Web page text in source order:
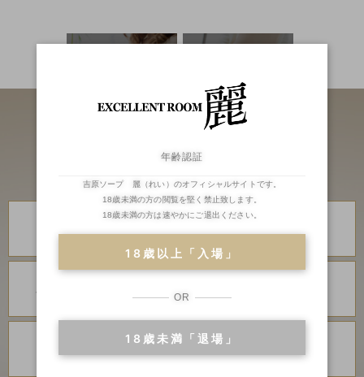
川崎・堀之内
琥珀
川崎・堀之内
金瓶梅
アラビアンナイト カンカン娘ネオ
グランローズ アカデミー
年齢認証
吉原ソープ 麗（れい）のオフィシャルサイトです。
18歳未満の方の閲覧を堅く禁止致します。
18歳未満の方は速やかにご退出ください。
18歳以上「入場」
OR
18歳未満「退場」